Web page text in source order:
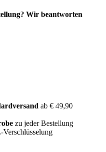
Wir beantworten
ab € 49,90
zu jeder Bestellung
Verschlüsselung